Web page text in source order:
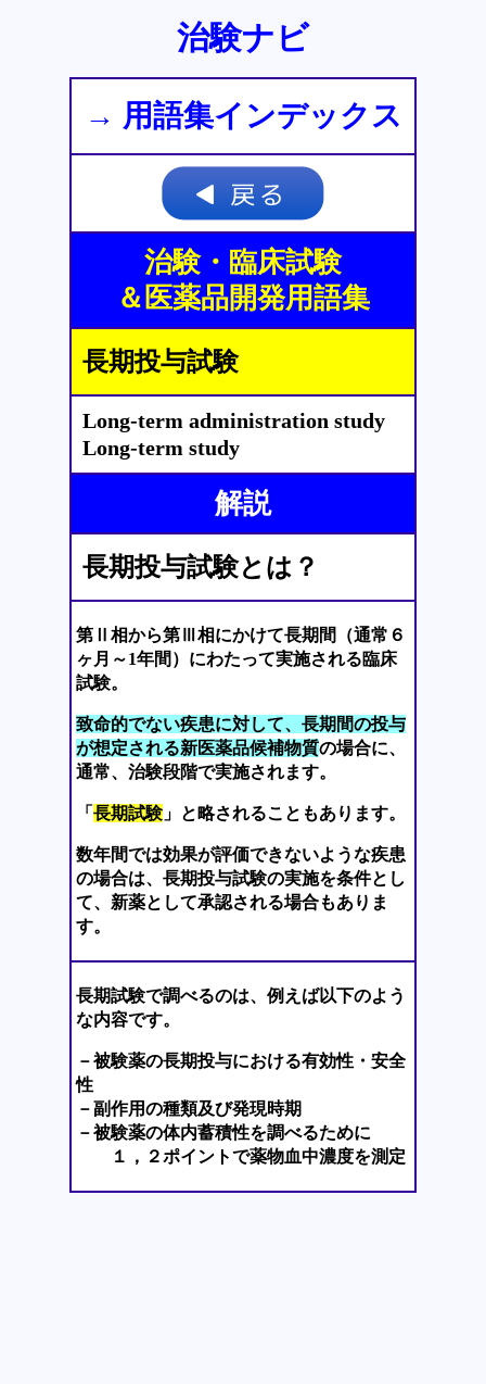
治験ナビ
→ 用語集インデックス
治験・臨床試験
＆医薬品開発用語集
長期投与試験
Long-term administration study
Long-term study
解説
長期投与試験とは？
第Ⅱ相から第Ⅲ相にかけて長期間（通常６
ヶ月～1年間）にわたって実施される臨床
試験。
致命的でない疾患に対して、長期間の投与
が想定される新医薬品候補物質の場合に、
通常、治験段階で実施されます。
「 長期試験」と略されることもあります。
数年間では効果が評価できないような疾患
の場合は、長期投与試験の実施を条件とし
て、新薬として承認される場合もありま
す。
長期試験で調べるのは、例えば以下のよう
な内容です。
－被験薬の長期投与における有効性・安全
性
－副作用の種類及び発現時期
－被験薬の体内蓄積性を調べるために
１，２ポイントで薬物血中濃度を測定